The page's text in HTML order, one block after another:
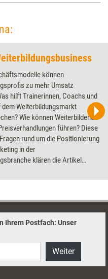
können
zu mehr Umsatz
hilft Trainerinnen, Coachs und
dem Weiterbildungsmarkt
Wie können Weiterbildende
führen? Diese
rund um die Positionierung
in der
klären die Artikel
Ihrem Postfach: Unser
Weiter